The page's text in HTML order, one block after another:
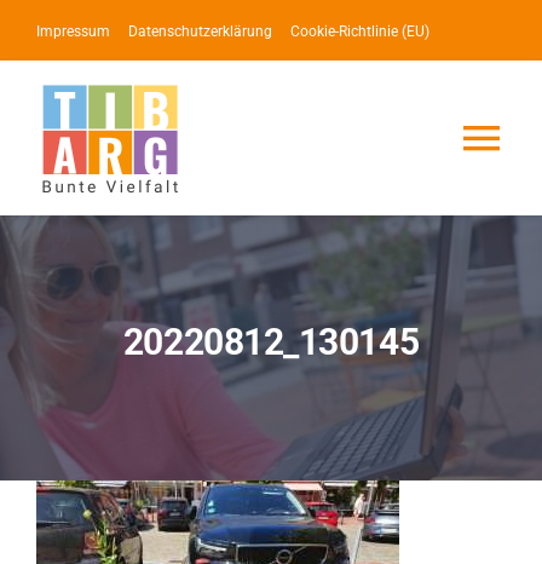
Inhalt
springen
Impressum Datenschutzerklärung Cookie-Richtlinie (EU)
Lotse
Service
Events
Impressionen
20220812_130145